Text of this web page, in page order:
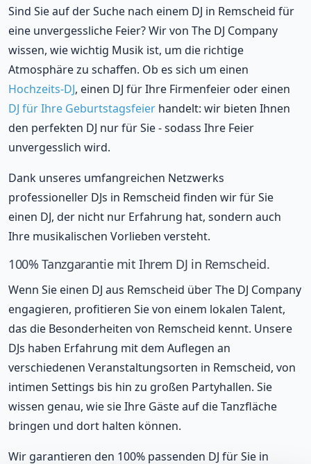
Sind Sie auf der Suche nach einem DJ in Remscheid für
eine unvergessliche Feier? Wir von The DJ Company
wissen, wie wichtig Musik ist, um die richtige
Atmosphäre zu schaffen. Ob es sich um einen
Hochzeits-DJ, einen DJ für Ihre Firmenfeier oder einen
DJ für Ihre Geburtstagsfeier handelt: wir bieten Ihnen
den perfekten DJ nur für Sie - sodass Ihre Feier
unvergesslich wird.
Dank unseres umfangreichen Netzwerks
professioneller DJs in Remscheid finden wir für Sie
einen DJ, der nicht nur Erfahrung hat, sondern auch
Ihre musikalischen Vorlieben versteht.
100% Tanzgarantie mit Ihrem DJ in Remscheid.
Wenn Sie einen DJ aus Remscheid über The DJ Company
engagieren, profitieren Sie von einem lokalen Talent,
das die Besonderheiten von Remscheid kennt. Unsere
DJs haben Erfahrung mit dem Auflegen an
verschiedenen Veranstaltungsorten in Remscheid, von
intimen Settings bis hin zu großen Partyhallen. Sie
wissen genau, wie sie Ihre Gäste auf die Tanzfläche
bringen und dort halten können.
Wir garantieren den 100% passenden DJ für Sie in